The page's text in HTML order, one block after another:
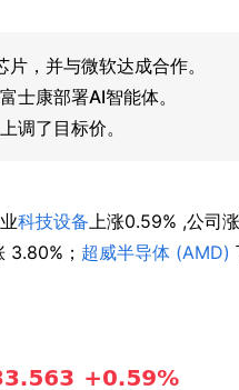
，并与微软达成合作。
士康部署AI智能体。
调了目标价。
科技设备上涨0.59% ,公司
3.80%； 超威半导体 (AMD)